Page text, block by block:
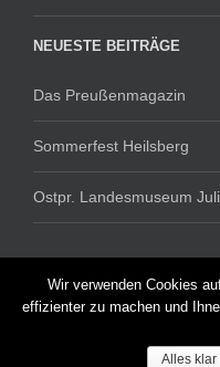
NEUESTE BEITRÄGE
Das Preußenmagazin
Sommerfest Heilsberg
Ostpr. Landesmuseum
Copyright 2019
Datenschutz|
Wir verwenden Cookies
effizienter zu machen und
Alles klar